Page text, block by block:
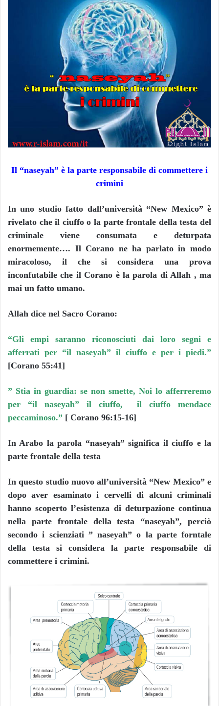
Il “naseyah” è la parte responsabile di commettere i
crimini
In uno studio fatto dall’università “New Mexico” è
rivelato che il ciuffo o la parte frontale della testa del
criminale viene consumata e deturpata
enormemente…. Il Corano ne ha parlato in modo
miracoloso, il che si considera una prova
inconfutabile che il Corano è la parola di Allah , ma
mai un fatto umano.
Allah dice nel Sacro Corano:
“Gli empi saranno riconosciuti dai loro segni e
afferrati per “il naseyah” il ciuffo e per i piedi.”
[Corano 55:41]
” Stia in guardia: se non smette, Noi lo afferreremo
per “il naseyah” il ciuffo, il ciuffo mendace
peccaminoso.” [ Corano 96:15-16]
In Arabo la parola “naseyah” significa il ciuffo e la
parte frontale della testa
In questo studio nuovo all’università “New Mexico” e
dopo aver esaminato i cervelli di alcuni criminali
hanno scoperto l’esistenza di deturpazione continua
nella parte frontale della testa “naseyah”, perciò
secondo i scienziati ” naseyah” o la parte forntale
della testa si considera la parte responsabile di
commettere i crimini.